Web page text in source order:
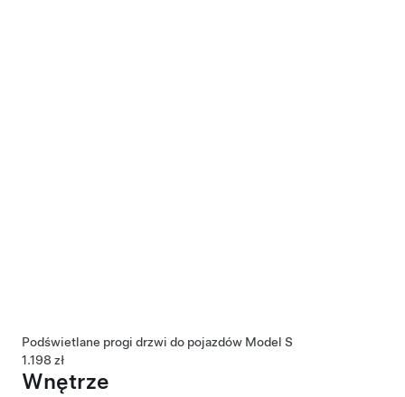
Podświetlane progi drzwi do pojazdów Model S
1.198 zł
Wnętrze